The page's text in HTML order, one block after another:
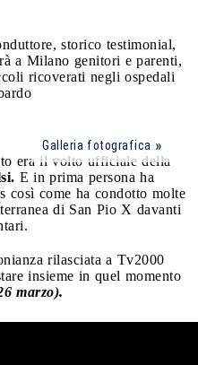
storico testimonial,
a Milano genitori e parenti,
ricoverati negli ospedali
Galleria fotografica
era il volto ufficiale della
E in prima persona ha
così come ha condotto molte
di San Pio X davanti
rilasciata a Tv2000
insieme in quel momento
marzo).